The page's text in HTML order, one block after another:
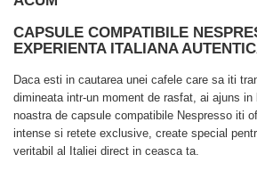
Capsule compatibile Bialetti
Capsule compatibile Beanz
Capsule compatibile Uno System
Capsule compatibile Caffitaly
PADURI CAFEA & MONODOZE
Paduri cafea ESE44
CAFEA BOABE
CAPSULE COMPATIBILE
EXPERIENTA ITALIANA
Daca esti in cautarea unei cafele care sa iti
dimineata intr-un moment de rasfat, ai ajuns
noastra de capsule compatibile Nespresso iti
intense si retete exclusive, create special
veritabil al Italiei direct in ceasca ta.